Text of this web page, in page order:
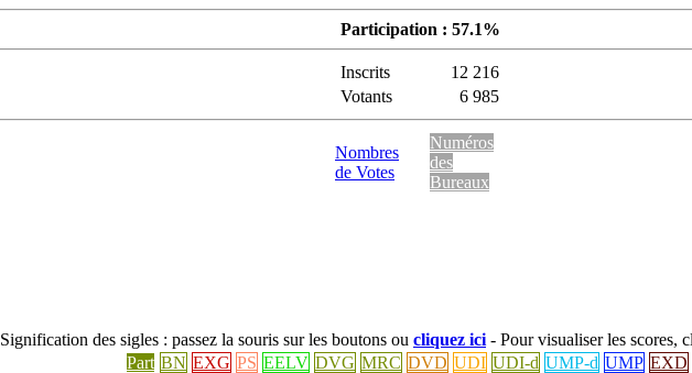
Participation : 57.1%
Inscrits
12 216
Votants
6 985
Nombres
de Votes
Numéros
des
Bureaux
Signification des sigles : passez la souris sur les boutons ou cliquez ici - Pour visualiser les scores,
Part BN EXG PS EELV DVG MRC DVD UDI UDI-d UMP-d UMP EXD